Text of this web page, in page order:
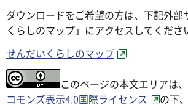
ダウンロードをご希望の方は、下記外部
くらしのマップ」にアクセスしてくださ
せんだいくらしのマップ
このページの本文エリアは、
コモンズ表示4.0国際ライセンス
の下